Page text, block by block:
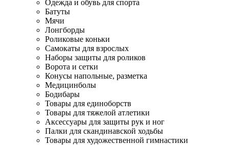
Одежда и обувь для спорта
Батуты
Мячи
Лонгборды
Роликовые коньки
Самокаты для взрослых
Наборы защиты для роликов
Ворота и сетки
Конусы напольные, разметка
Медицинболы
Бодибары
Товары для единоборств
Товары для тяжелой атлетики
Аксессуары для защиты рук и ног
Палки для скандинавской ходьбы
Товары для художественной гимнастики